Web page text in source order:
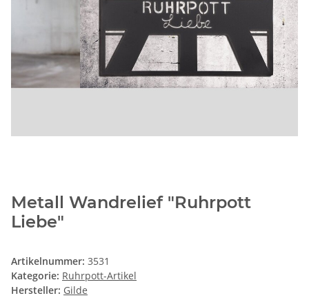
Metall Wandrelief "Ruhrpott
Liebe"
Artikelnummer: 3531
Kategorie: Ruhrpott-Artikel
Hersteller: Gilde